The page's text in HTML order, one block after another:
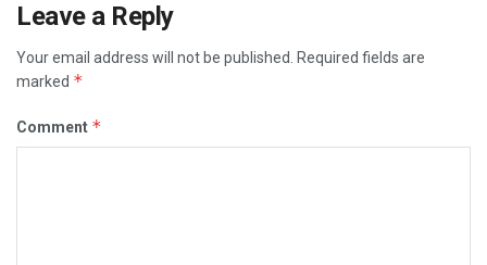
Leave a Reply
Your email address will not be published.
Required fields are
marked *
Comment *